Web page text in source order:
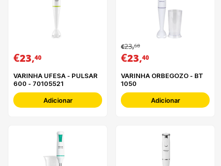
€23,40
VARINHA UFESA - PULSAR
600 - 70105521
Adicionar
€23,68
€23,40
VARINHA ORBEGOZO - BT
1050
Adicionar